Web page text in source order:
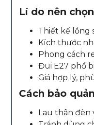
Lí do nên
Thiết kế lồng
Kích thước
Phong cách
Đui E27 phổ
Giá hợp lý,
Cách bảo
Lau thân đèn